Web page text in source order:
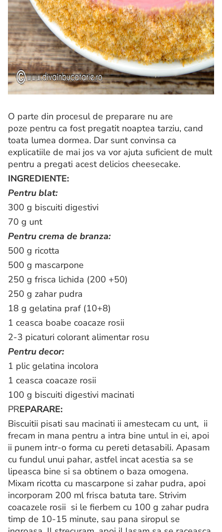
O parte din procesul de preparare nu are
poze pentru ca fost pregatit noaptea tarziu, cand
toata lumea dormea. Dar sunt convinsa ca
explicatiile de mai jos va vor ajuta suficient de mult
pentru a pregati acest delicios cheesecake.
INGREDIENTE:
Pentru blat:
300 g biscuiti digestivi
70 g unt
Pentru crema de branza:
500 g ricotta
500 g mascarpone
250 g frisca lichida (200 +50)
250 g zahar pudra
18 g gelatina praf (10+8)
1 ceasca boabe coacaze rosii
2-3 picaturi colorant alimentar rosu
Pentru decor:
1 plic gelatina incolora
1 ceasca coacaze rosii
100 g biscuiti digestivi macinati
PREPARARE:
Biscuitii pisati sau macinati ii amestecam cu unt, ii
frecam in mana pentru a intra bine untul in ei, apoi
ii punem intr-o forma cu pereti detasabili. Apasam
cu fundul unui pahar, astfel incat acestia sa se
lipeasca bine si sa obtinem o baza omogena.
Mixam ricotta cu mascarpone si zahar pudra, apoi
incorporam 200 ml frisca batuta tare. Strivim
coacazele rosii si le fierbem cu 100 g zahar pudra
timp de 10-15 minute, sau pana siropul se